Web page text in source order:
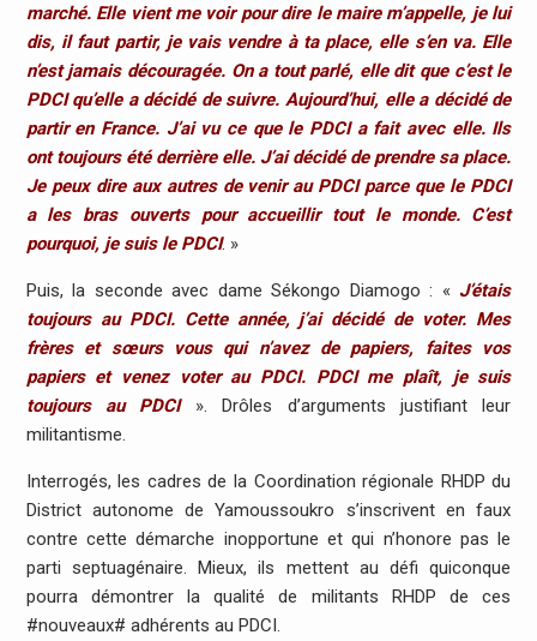
marché. Elle vient me voir pour dire le maire m’appelle, je lui
dis, il faut partir, je vais vendre à ta place, elle s’en va. Elle
n’est jamais découragée. On a tout parlé, elle dit que c’est le
PDCI qu’elle a décidé de suivre. Aujourd’hui, elle a décidé de
partir en France. J’ai vu ce que le PDCI a fait avec elle. Ils
ont toujours été derrière elle. J’ai décidé de prendre sa place.
Je peux dire aux autres de venir au PDCI parce que le PDCI
a les bras ouverts pour accueillir tout le monde. C’est
pourquoi, je suis le PDCI. »
Puis, la seconde avec dame Sékongo Diamogo : « J’étais
toujours au PDCI. Cette année, j’ai décidé de voter. Mes
frères et sœurs vous qui n’avez de papiers, faites vos
papiers et venez voter au PDCI. PDCI me plaît, je suis
toujours au PDCI». Drôles d’arguments justifiant leur
militantisme.
Interrogés, les cadres de la Coordination régionale RHDP du
District autonome de Yamoussoukro s’inscrivent en faux
contre cette démarche inopportune et qui n’honore pas le
parti septuagénaire. Mieux, ils mettent au défi quiconque
pourra démontrer la qualité de militants RHDP de ces
#nouveaux# adhérents au PDCI.